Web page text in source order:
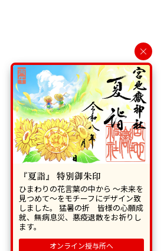
×
『夏詣』 特別御朱印
ひまわりの花言葉の中から 〜未来を
見つめて〜をモチーフにデザイン致
しました。 猛暑の折 皆様の心願成
就、無病息災、悪疫退散をお祈りし
ます。
オンライン授与所へ